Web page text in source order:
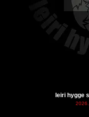
leiri hygge